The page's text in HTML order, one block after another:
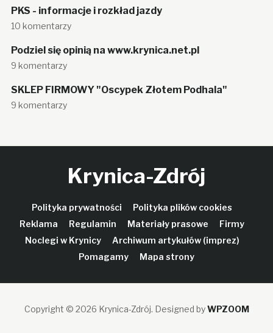
PKS - informacje i rozkład jazdy
10 komentarzy
Podziel się opinią na www.krynica.net.pl
9 komentarzy
SKLEP FIRMOWY "Oscypek Złotem Podhala"
9 komentarzy
Krynica-Zdrój
Polityka prywatności
Polityka plików cookies
Reklama
Regulamin Materiały prasowe
Firmy
Noclegi w Krynicy
Archiwum artykułów (imprez)
Pomagamy
Mapa strony
Copyright © 2026 Krynica-Zdrój. Designed byWPZOOM